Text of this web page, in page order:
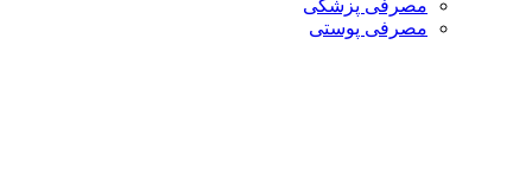
مصرفی پزشکی
مصرفی پوستی